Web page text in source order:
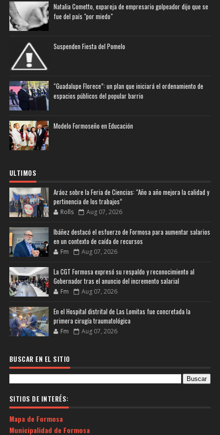
Natalia Cometto, expareja de empresario golpeador dijo que se
fue del país "por miedo"
Suspenden Fiesta del Pomelo
“Guadalupe Florece”: un plan que iniciará el ordenamiento de
espacios públicos del popular barrio
Modelo Formoseño en Educación
ULTIMOS
Aráoz sobre la Feria de Ciencias: “Año a año mejora la calidad y
pertinencia de los trabajos”
Rolls Aug 07, 2026
Ibáñez destacó el esfuerzo de Formosa para aumentar salarios
en un contexto de caída de recursos
Fm Aug 07, 2026
La CGT Formosa expresó su respaldo y reconocimiento al
Gobernador tras el anuncio del incremento salarial
Fm Aug 07, 2026
En el Hospital distrital de Las Lomitas fue concretada la
primera cirugía traumatológica
Fm Aug 07, 2026
BUSCAR EN EL SITIO
SITIOS DE INTERÉS:
Mapa de Formosa
Municipalidad de Formosa